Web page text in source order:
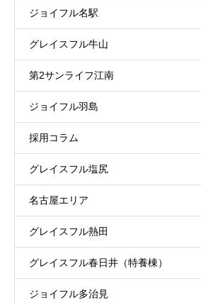
ジョイフル名駅
グレイスフル牛山
第2サンライフ江南
ジョイフル羽島
採用コラム
グレイスフル塩尻
名古屋エリア
グレイスフル熱田
グレイスフル春日井（特養棟）
ジョイフル多治見